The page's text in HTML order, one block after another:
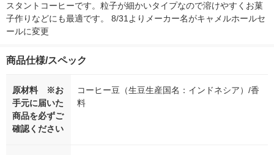
スタントコーヒーです。粒子が細かいタイプなので溶けやすくお菓
子作りなどにも最適です。 8/31よりメーカー名がキャメルホールセ
ールに変更
商品仕様/スペック
原材料 ※お
手元に届いた
商品を必ずご
確認ください
コーヒー豆（生豆生産国名：インドネシア）/香
料